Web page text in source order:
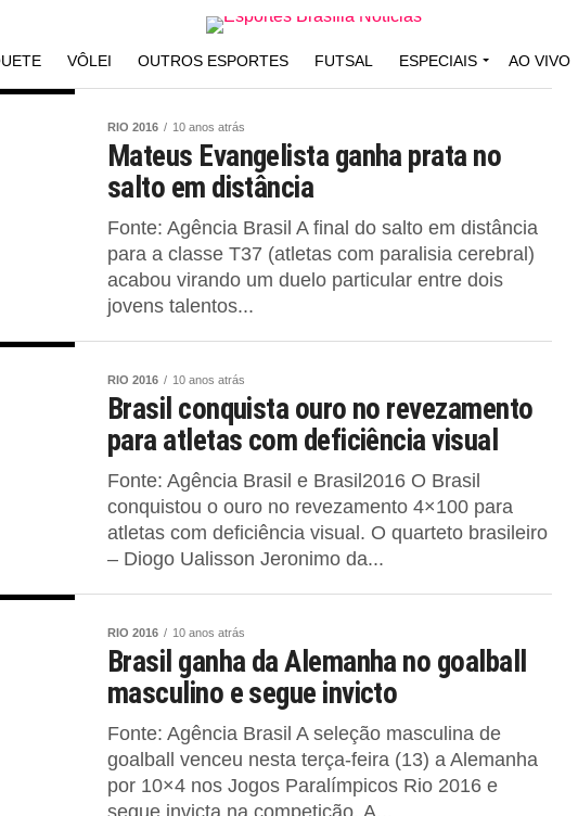
VÔLEI OUTROS ESPORTES FUTSAL ESPECIAIS AO VIVO
RIO 2016 10 anos atrás
Mateus Evangelista ganha prata no
salto em distância
Fonte: Agência Brasil A final do salto em distância
para a classe T37 (atletas com paralisia cerebral)
acabou virando um duelo particular entre dois
jovens talentos...
RIO 2016 10 anos atrás
Brasil conquista ouro no revezamento
para atletas com deficiência visual
Fonte: Agência Brasil e Brasil2016 O Brasil
conquistou o ouro no revezamento 4×100 para
atletas com deficiência visual. O quarteto brasileiro
– Diogo Ualisson Jeronimo da...
RIO 2016 10 anos atrás
Brasil ganha da Alemanha no goalball
masculino e segue invicto
Fonte: Agência Brasil A seleção masculina de
goalball venceu nesta terça-feira (13) a Alemanha
por 10×4 nos Jogos Paralímpicos Rio 2016 e
segue invicta na competição. A...